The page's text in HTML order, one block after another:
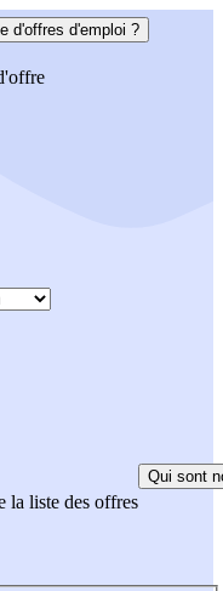
d'offres d'emploi ?
la liste des offres
Qui sont